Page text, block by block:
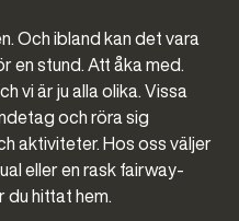
Och ibland kan det vara
en stund. Att åka med.
vi är ju alla olika. Vissa
och röra sig
aktiviteter. Hos oss väljer
eller en rask fairway-
du hittat hem.